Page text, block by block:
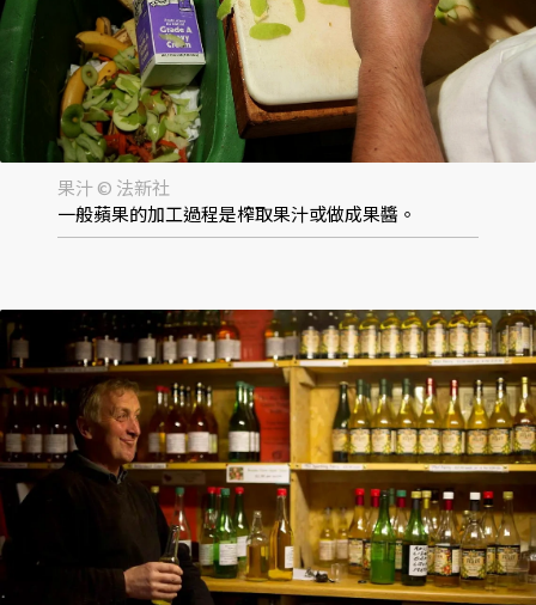
果汁 © 法新社
一般蘋果的加工過程是榨取果汁或做成果醬。